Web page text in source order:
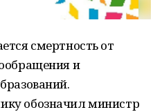
смертность от
и
обозначил министр